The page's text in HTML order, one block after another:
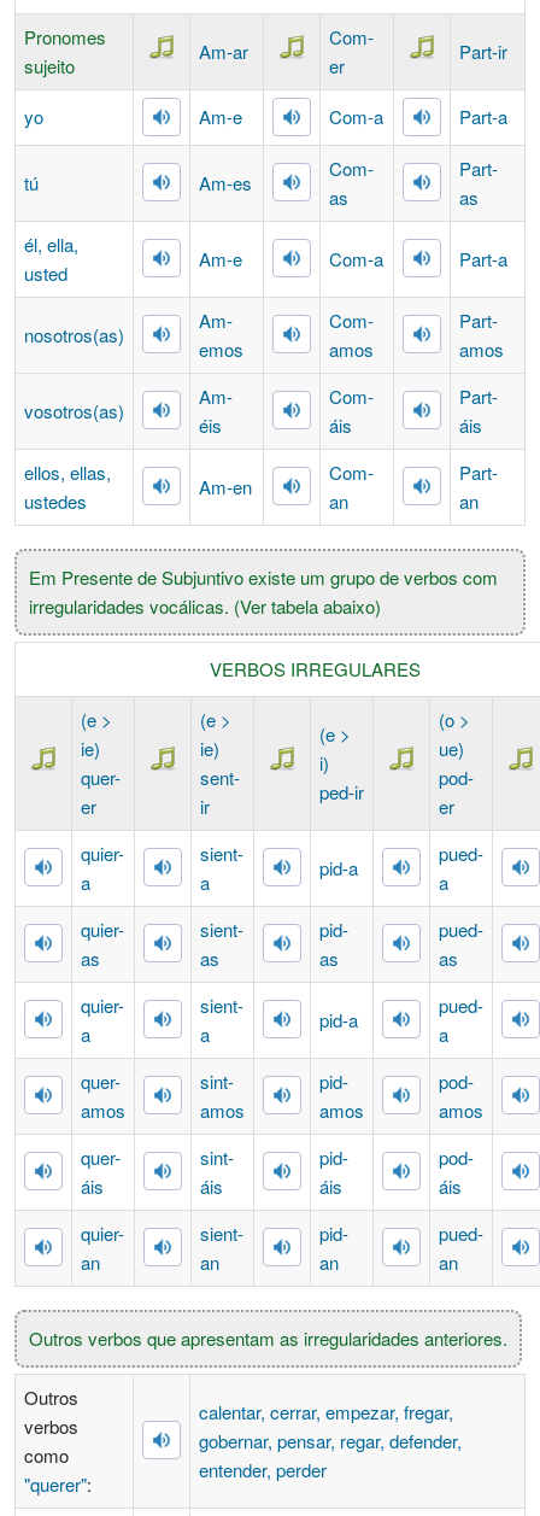
Pronomes
sujeito
Am-ar
Com-
er
Part-ir
yo Am-e Com-a Part-a
tú Am-es
Com-
as
Part-
as
él, ella,
usted
Am-e Com-a Part-a
nosotros(as)
Am-
emos
Com-
amos
Part-
amos
vosotros(as)
Am-
éis
Com-
áis
Part-
áis
ellos, ellas,
ustedes
Am-en
Com-
an
Part-
an
Em Presente de Subjuntivo existe um grupo de verbos com
irregularidades vocálicas. (Ver tabela abaixo)
VERBOS IRREGULARES
(e >
ie)
quer-
er
(e >
ie)
sent-
ir
(e >
i)
ped-ir
(o >
ue)
pod-
er
quier-
a
sient-
a
pid-a
pued-
a
quier-
as
sient-
as
pid-
as
pued-
as
quier-
a
sient-
a
pid-a
pued-
a
quer-
amos
sint-
amos
pid-
amos
pod-
amos
quer-
áis
sint-
áis
pid-
áis
pod-
áis
quier-
an
sient-
an
pid-
an
pued-
an
Outros verbos que apresentam as irregularidades anteriores.
Outros
verbos
como
"querer":
calentar, cerrar, empezar, fregar,
gobernar, pensar, regar, defender,
entender, perder